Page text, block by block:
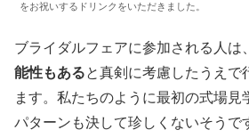
をお祝いするドリンクをいただきました。
ブライダルフェアに参加される人は、
能性もあると真剣に考慮したうえで
ます。私たちのように最初の式場見
パターンも決して珍しくないそうで